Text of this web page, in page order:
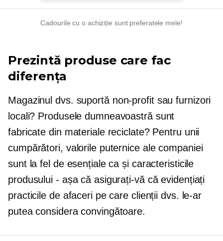
Cadourile cu o achiziție sunt preferatele mele!
Prezintă produse care fac
diferența
Magazinul dvs. suportă non-profitsau furnizori
locali? Produsele dumneavoastră sunt
fabricate din materiale reciclate? Pentru unii
cumpărători, valorile puternice ale companiei
sunt la fel de esențiale ca și caracteristicile
produsului - așa că asigurați-vă că evidențiați
practicile de afaceri pe care clienții dvs. le-ar
putea considera convingătoare.